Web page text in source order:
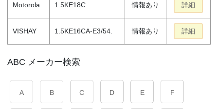
Motorola 1.5KE18C 情報あり 詳細
VISHAY 1.5KE16CA-E3/54. 情報あり 詳細
ABC メーカー検索
A B C D E F